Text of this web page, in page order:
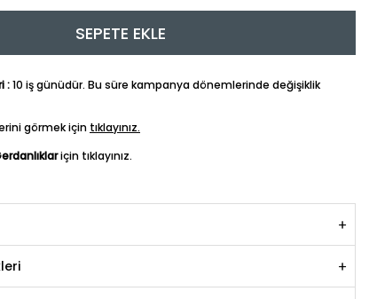
SEPETE EKLE
:10 iş günüdür. Bu süre kampanya dönemlerinde değişiklik
görmek için tıklayınız.
için tıklayınız.